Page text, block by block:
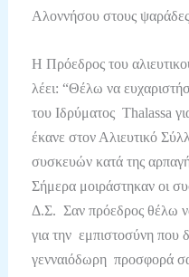
Αλοννήσου στους
Η Πρόεδρος του
λέει: “Θέλω να
του Ιδρύματος Thalassa
έκανε στον Αλιευτικό
συσκευών κατά της
Σήμερα μοιράστηκαν οι
Δ.Σ. Σαν πρόεδρος θέλω
για την εμπιστοσύνη που
γενναιόδωρη προσφορά